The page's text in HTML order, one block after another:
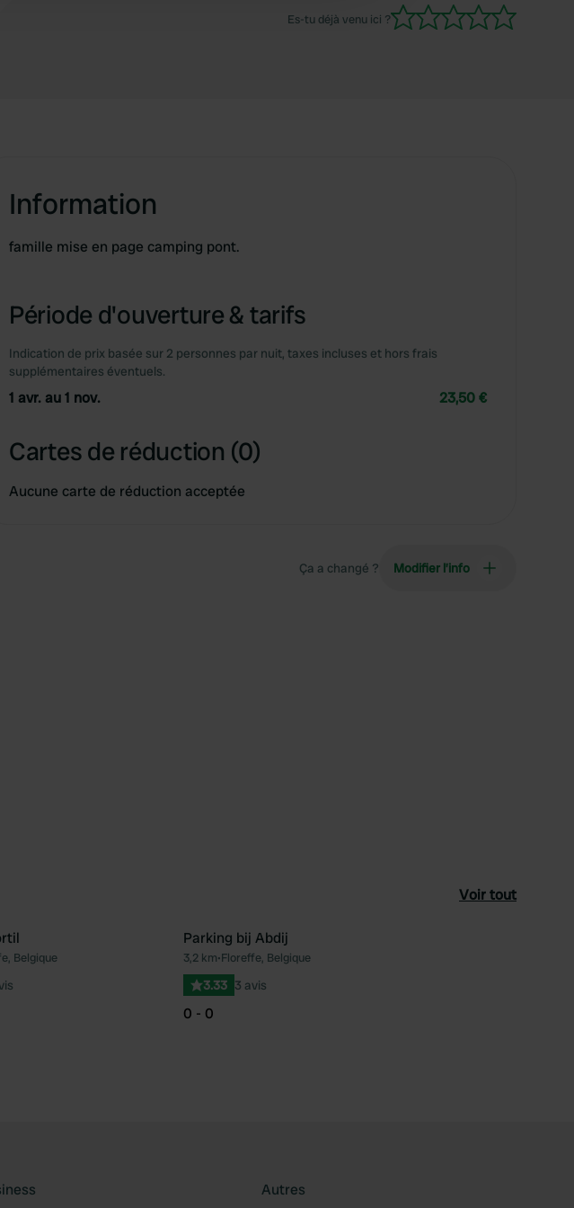
Es-tu déjà venu ici ?
Information
famille mise en page camping pont.
Période d'ouverture & tarifs
Indication de prix basée sur 2 personnes par nuit, taxes incluses et hors frais
supplémentaires éventuels.
1 avr. au 1 nov. 23,50 €
Cartes de réduction (0)
Aucune carte de réduction acceptée
Ça a changé ? Modifier l’info
Voir tout
Préféré
Belgique
Parking bij Abdij
3,2 km•Floreffe, Belgique
3.33 3 avis
0 - 0
Autres